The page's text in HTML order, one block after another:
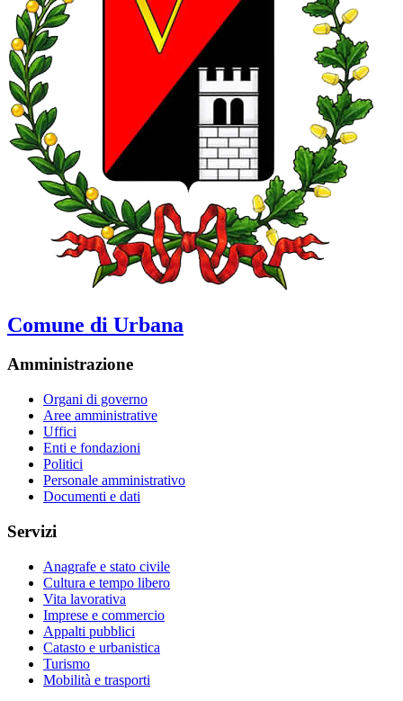
Comune di Urbana
Amministrazione
Organi di governo
Aree amministrative
Uffici
Enti e fondazioni
Politici
Personale amministrativo
Documenti e dati
Servizi
Anagrafe e stato civile
Cultura e tempo libero
Vita lavorativa
Imprese e commercio
Appalti pubblici
Catasto e urbanistica
Turismo
Mobilità e trasporti